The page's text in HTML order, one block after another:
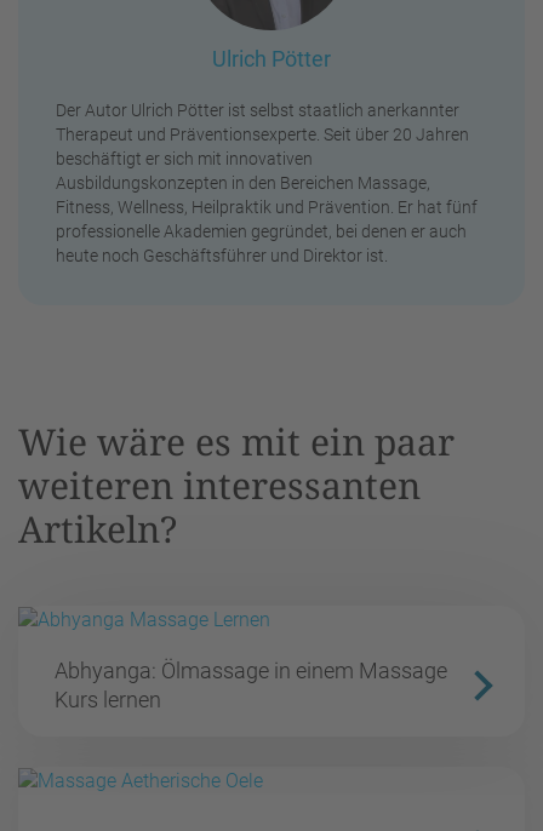
Ulrich Pötter
Der Autor Ulrich Pötter ist selbst staatlich anerkannter
Therapeut und Präventionsexperte. Seit über 20 Jahren
beschäftigt er sich mit innovativen
Ausbildungskonzepten in den Bereichen Massage,
Fitness, Wellness, Heilpraktik und Prävention. Er hat fünf
professionelle Akademien gegründet, bei denen er auch
heute noch Geschäftsführer und Direktor ist.
Wie wäre es mit ein paar
weiteren interessanten
Artikeln?
Abhyanga: Ölmassage in einem Massage
Kurs lernen